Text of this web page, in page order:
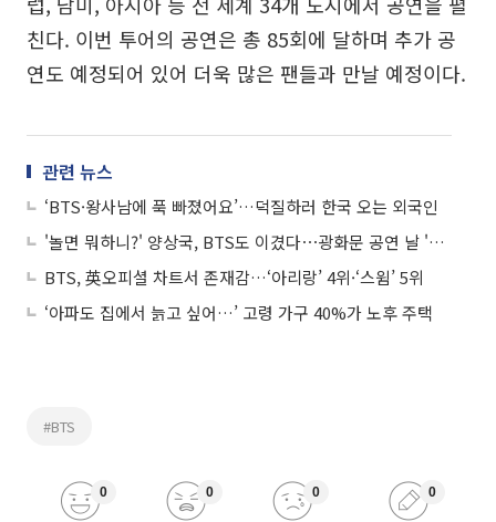
친다. 이번 투어의 공연은 총 85회에 달하며 추가 공
연도 예정되어 있어 더욱 많은 팬들과 만날 예정이다.
관련 뉴스
‘BTS·왕사남에 푹 빠졌어요’…덕질하러 한국 오는 외국인
'놀면 뭐하니?' 양상국, BTS도 이겼다⋯광화문 공연 날 '1위' 등극
BTS, 英오피셜 차트서 존재감…‘아리랑’ 4위·‘스윔’ 5위
‘아파도 집에서 늙고 싶어…’ 고령 가구 40%가 노후 주택
#BTS
0 0 0 0